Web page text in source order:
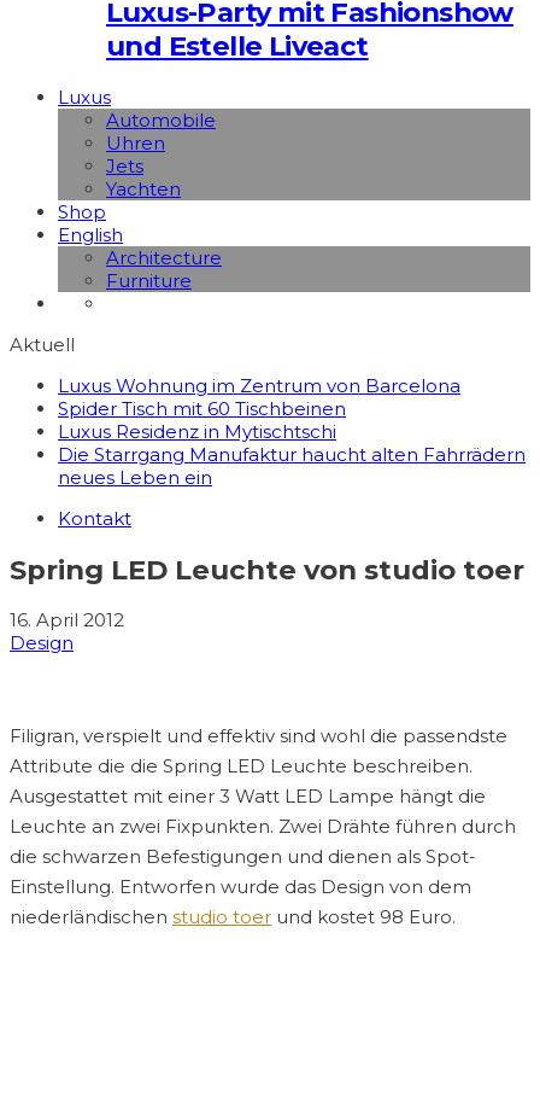
Luxus-Party mit Fashionshow
und Estelle Liveact
Luxus
Automobile
Uhren
Jets
Yachten
Shop
English
Architecture
Furniture
Aktuell
Luxus Wohnung im Zentrum von Barcelona
Spider Tisch mit 60 Tischbeinen
Luxus Residenz in Mytischtschi
Die Starrgang Manufaktur haucht alten Fahrrädern
neues Leben ein
Kontakt
Spring LED Leuchte von studio toer
16. April 2012
Design
Filigran, verspielt und effektiv sind wohl die passendste
Attribute die die Spring LED Leuchte beschreiben.
Ausgestattet mit einer 3 Watt LED Lampe hängt die
Leuchte an zwei Fixpunkten. Zwei Drähte führen durch
die schwarzen Befestigungen und dienen als Spot-
Einstellung. Entworfen wurde das Design von dem
niederländischen studio toer und kostet 98 Euro.